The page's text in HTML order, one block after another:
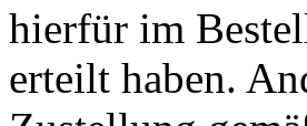
hierfür im
erteilt haben.